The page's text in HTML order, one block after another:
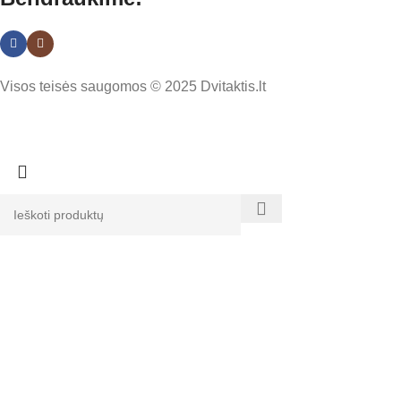
Visos teisės saugomos © 2025 Dvitaktis.lt